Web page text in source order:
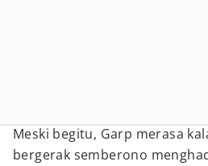
Meski begitu, Garp merasa
bergerak semberono